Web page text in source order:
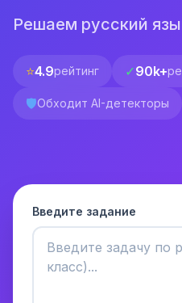
Решаем русский
⭐4.9рейтинг ✓90k+
🛡️Обходит AI-детекторы
Введите задание